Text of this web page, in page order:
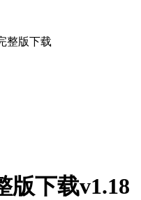
整版下载
版下载v1.18